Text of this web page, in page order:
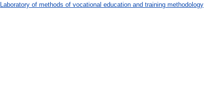
Laboratory of methods of vocational education and training methodology